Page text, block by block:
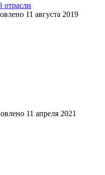
отрасли
11 августа 2019
11 апреля 2021